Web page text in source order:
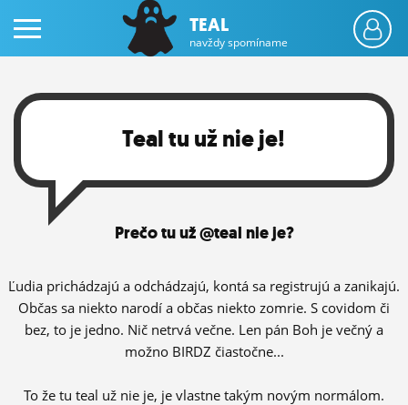
PRIHLÁS SA
ČINŽIAK
FÓRUM
STATUSY
BLOGY
OBRÁZKY
TEAL
navždy spomíname
Teal tu už nie je!
Prečo tu už @teal nie je?
Ľudia prichádzajú a odchádzajú, kontá sa registrujú a zanikajú.
Občas sa niekto narodí a občas niekto zomrie. S covidom či
bez, to je jedno. Nič netrvá večne. Len pán Boh je večný a
možno BIRDZ čiastočne...
To že tu teal už nie je, je vlastne takým novým normálom.